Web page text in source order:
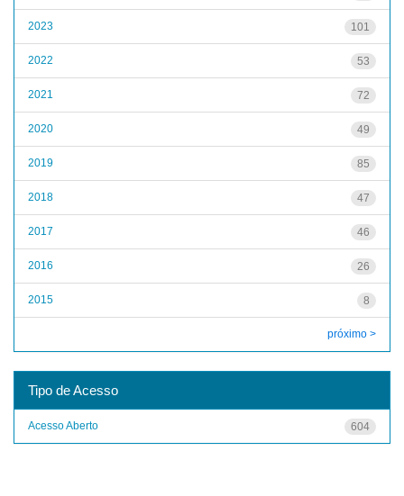
101
2023
53
2022
72
2021
49
2020
85
2019
47
2018
46
2017
26
2016
8
2015
próximo >
Tipo de Acesso
604
Acesso Aberto